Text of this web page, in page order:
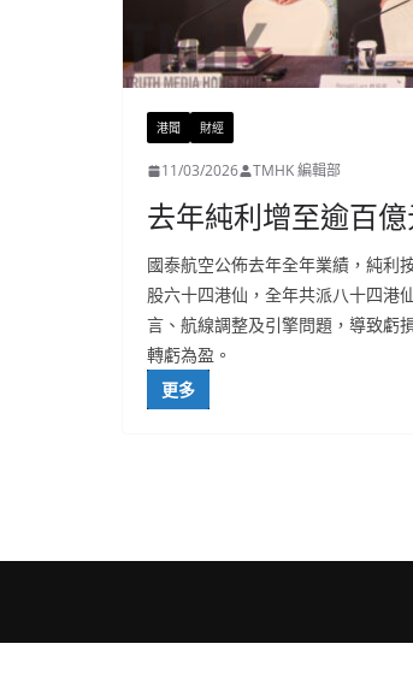
港聞 財經
11/03/2026 TMHK 編輯部
去年純利增至逾百
國泰航空公佈去年全年業績，純利
股六十四港仙，全年共派八十四港
言、航線調整及引擎問題，導致虧
轉虧為盈。
更多